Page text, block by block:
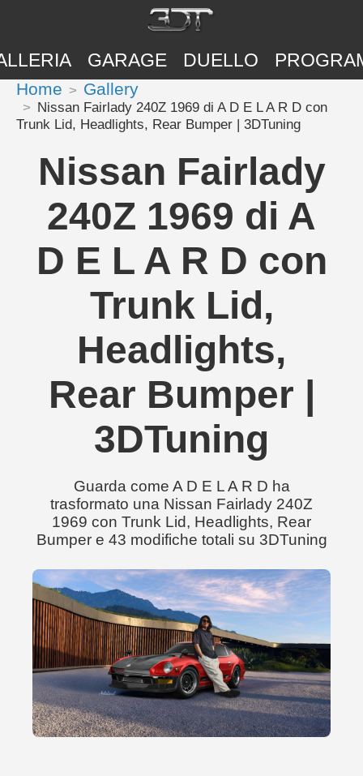
GARAGE DUELLO
Home Gallery
Nissan Fairlady 240Z 1969 di A D E L A R D con
Trunk Lid, Headlights, Rear Bumper | 3DTuning
Nissan Fairlady
240Z 1969 di A
D E L A R D con
Trunk Lid,
Headlights,
Rear Bumper |
3DTuning
Guarda come A D E L A R D ha
trasformato una Nissan Fairlady 240Z
1969 con Trunk Lid, Headlights, Rear
Bumper e 43 modifiche totali su 3DTuning